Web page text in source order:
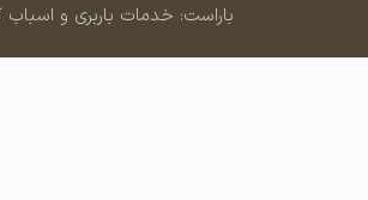
باراست: خدمات باربری و اسباب کشی